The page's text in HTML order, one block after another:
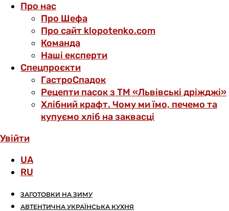
Про нас
Про Шефа
Про сайт klopotenko.com
Команда
Наші експерти
Спецпроєкти
ГастроСпадок
Рецепти пасок з ТМ «Львівські дріжджі»
Хлібний крафт. Чому ми їмо, печемо та
купуємо хліб на заквасці
Увійти
UA
RU
ЗАГОТОВКИ НА ЗИМУ
АВТЕНТИЧНА УКРАЇНСЬКА КУХНЯ